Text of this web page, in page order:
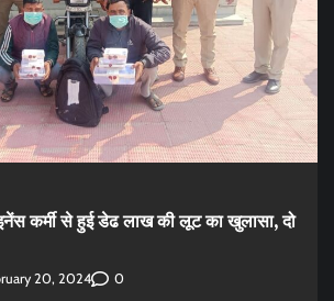
कर्मी से हुई डेढ लाख की लूट का खुलासा, दो
20, 2024 0